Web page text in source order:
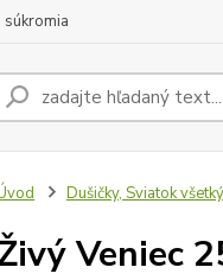
súkromia
Dušičky, Sviatok
Veniec